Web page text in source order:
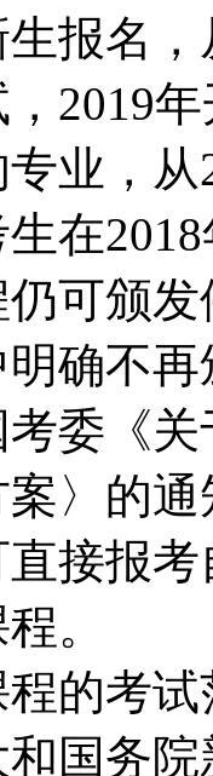
报名
2019
业，
在
可颁
确不
考委《
〉的
接报
。
程的考
国务